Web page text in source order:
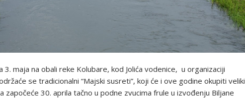
maja na obali reke Kolubare, kod Jolića vodenice, u organizaciji
se tradicionalni “Majski susreti”, koji će i ove godine okupiti veliki
započeće 30. aprila tačno u podne zvucima frule u izvođenju Biljane